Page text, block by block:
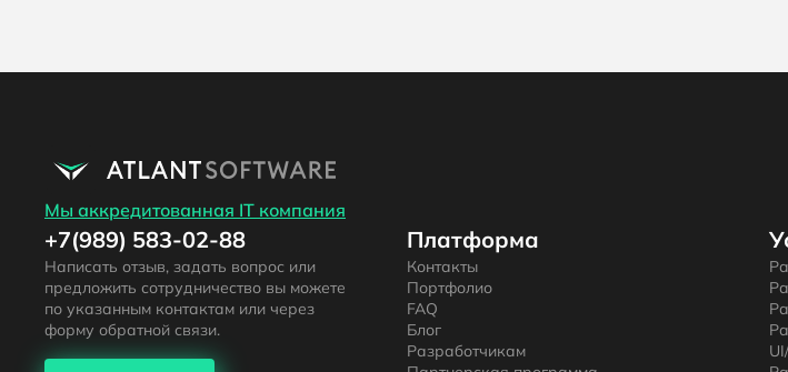
Мы аккредитованная IT компания
+7(989) 583-02-88
Написать отзыв, задать вопрос или
предложить сотрудничество вы можете
по указанным контактам или через
форму обратной связи.
Платформа
Контакты
Портфолио
FAQ
Блог
Разработчикам